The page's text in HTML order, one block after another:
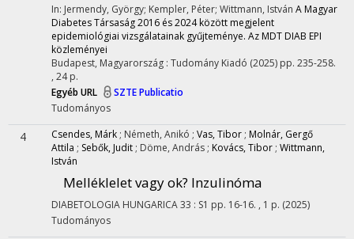
In: Jermendy, György; Kempler, Péter; Wittmann, István A Magyar
Diabetes Társaság 2016 és 2024 között megjelent
epidemiológiai vizsgálatainak gyűjteménye. Az MDT DIAB EPI
közleményei
Budapest, Magyarország : Tudomány Kiadó (2025) pp. 235-258.
, 24 p.
Egyéb URL
SZTE Publicatio
Tudományos
4 Csendes, Márk ; Németh, Anikó ; Vas, Tibor ; Molnár, Gergő
Attila ; Sebők, Judit ; Döme, András ; Kovács, Tibor ; Wittmann,
István
Melléklelet vagy ok? Inzulinóma
DIABETOLOGIA HUNGARICA33 : S1 pp. 16-16. , 1 p. (2025)
Tudományos